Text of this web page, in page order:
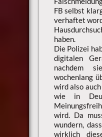
FB selbst
verhaftet
haben.
Die Polizei
digitalen
nachdem
wochenlang
wird also
wie in
wird. Da
wundern,
wirklich